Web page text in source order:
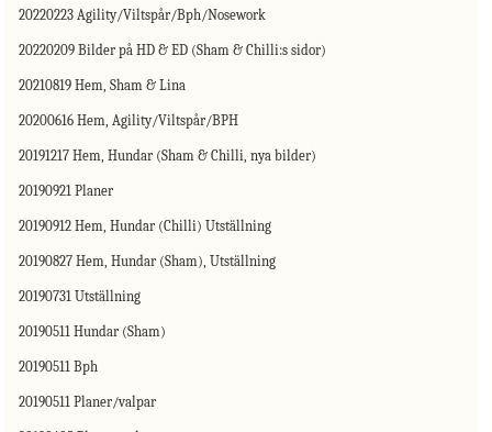
20220223 Agility/Viltspår/Bph/Nosework
20220209 Bilder på HD & ED (Sham & Chilli:s sidor)
20210819 Hem, Sham & Lina
20200616 Hem, Agility/Viltspår/BPH
20191217 Hem, Hundar (Sham & Chilli, nya bilder)
20190921 Planer
20190912 Hem, Hundar (Chilli) Utställning
20190827 Hem, Hundar (Sham), Utställning
20190731 Utställning
20190511 Hundar (Sham)
20190511 Bph
20190511 Planer/valpar